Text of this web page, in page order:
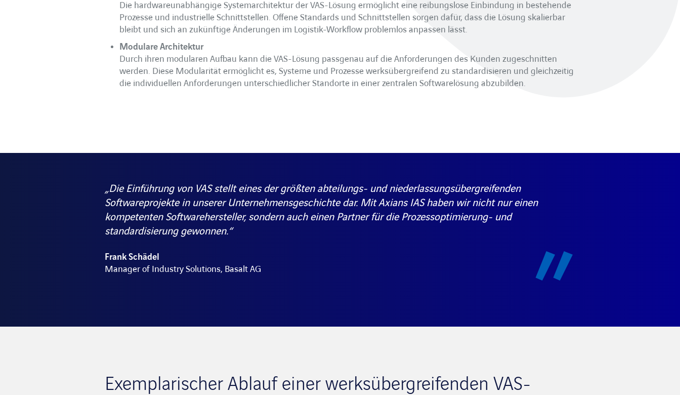
Die hardwareunabhängige Systemarchitektur der VAS-Lösung ermöglicht eine reibungslose Einbindung in bestehende
Prozesse und industrielle Schnittstellen. Offene Standards und Schnittstellen sorgen dafür, dass die Lösung skalierbar
bleibt und sich an zukünftige Änderungen im Logistik-Workflow problemlos anpassen lässt.
Modulare Architektur
Durch ihren modularen Aufbau kann die VAS-Lösung passgenau auf die Anforderungen des Kunden zugeschnitten
werden. Diese Modularität ermöglicht es, Systeme und Prozesse werksübergreifend zu standardisieren und gleichzeitig
die individuellen Anforderungen unterschiedlicher Standorte in einer zentralen Softwarelösung abzubilden.
„Die Einführung von VAS stellt eines der größten abteilungs- und niederlassungsübergreifenden
Softwareprojekte in unserer Unternehmensgeschichte dar. Mit Axians IAS haben wir nicht nur einen
kompetenten Softwarehersteller, sondern auch einen Partner für die Prozessoptimierung- und
standardisierung gewonnen.“
Frank Schädel
Manager of Industry Solutions, Basalt AG
Exemplarischer Ablauf einer werksübergreifenden VAS-